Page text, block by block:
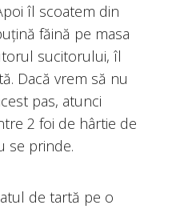
îl scoatem din
făină pe masa
sucitorului, îl
Dacă vrem să nu
pas, atunci
2 foi de hârtie de
se prinde.
de tartă pe o